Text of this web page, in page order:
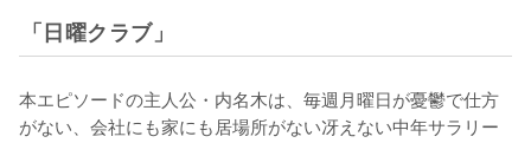
「日曜クラブ」
本エピソードの主人公・内名木は、毎週月曜日が憂鬱で仕方
がない、会社にも家にも居場所がない冴えない中年サラリー